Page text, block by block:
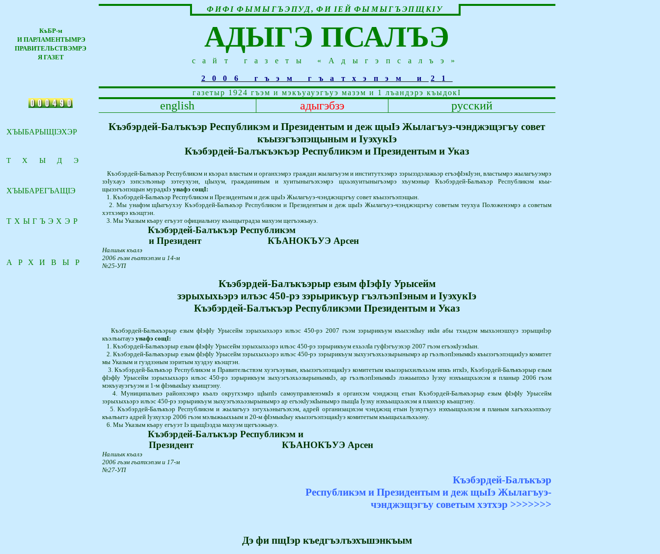
ФИФI ФЫМЫГЪЭПУД, ФИ IЕЙ ФЫМЫГЪЭПЩКIУ
АДЫГЭ ПСАЛЪЭ
КъБР-м
И ПАРЛАМЕНТЫМРЭ
ПРАВИТЕЛЬСТВЭМРЭ
Я ГАЗЕТ
сайт газеты «Адыгэпсалъэ»
2006 гъэм гъатхэпэм и 2 1
газетыр 1924 гъэм и мэкъуауэгъуэ мазэм и 1 лъандэрэ къыдокI
ХЪЫБАРЫЩIЭХЭР
ТХЫДЭ
ХЪЫБАРЕГЪАЩIЭ
ТХЫГЪЭХЭР
АРХИВЫР
english адыгэбзэ русский
Къэбэрдей-Балъкъэр Республикэм и Президентым и деж щыIэ Жылагъуэ-чэнджэщэгъу совет
къызэгъэпэщыным и IуэхукIэ
Къэбэрдей-Балъкъэкъэр Республикэм и Президентым и Указ
Къэбэрдей-Балъкъэр Республикэм и къэрал властым и органхэмрэ граждан жылагъуэм и институтхэмрэ зэрызэдэлажьэр егъэ­фIэкIуэн, властымрэ жылагъуэмрэ
зэIухауэ зэпсэлъэныр зэ­­­теухуэн, цIыхум, гражданиным и хуитыныгъэхэмрэ щхьэ­хуи­­­ты­ныгъэмрэ хъумэныр Къэбэрдей-Балъкъэр Республикэм къы­
щызэгъэпэщын мурадкIэ унафэ сощI:
1. Къэбэрдей-Балъкъэр Республикэм и Президентым и деж щы­Iэ Жылагъуэ-чэнджэщэгъу совет къызэгъэпэщын.
2. Мы унафэм щIыгъухэу Къэбэрдей-Балъкъэр Республикэм­ и Президентым и деж щыIэ Жылагъуэ-чэнджэщэгъу сове­тым теухуа Положенэмрэ а советым
хэтхэмрэ къэщтэн.
3. Мы Указым къару егъуэт официальнэу къыщытрадза ма­хуэм­ щегъэжьауэ.
Къэбэрдей-Балъкъэр Республикэм
и Президент
КЪАНОКЪУЭ Арсен
Налшык къалэ
2006 гъэм гъатхэпэм и 14-м
№25-УП
Къэбэрдей-Балъкъэрыр езым фIэфIу Урысейм
зэрыхыхьэрэ илъэс 450-рэ зэрырикъур гъэлъэпIэным и IуэхукIэ
Къэбэрдей-Балъкъэр Республикэми Президентым и Указ
Къэбэрдей-Балъкъэрыр езым фIэфIу Урысейм зэрыхыхьэрэ илъэс 450-рэ 2007 гъэм зэрырикъум къыхэкIыу икIи абы тхыдэм мыхьэнэшхуэ зэрыщиIэр
къэлъытауэ унафэ сощI:
1. Къэбэрдей-Балъкъэрыр езым фIэфIу Урысейм зэрыхыхьэрэ илъэс 450-рэ зэрырикъум ехьэлIа гуфIэгъуэхэр 2007 гъэм егъэкIуэкIын.
2. Къэбэрдей-Балъкъэрыр езым фIэфIу Урысейм зэрыхыхьэрэ илъэс 450-рэ зэрырикъум зыхуэгъэхьэзырынымрэ ар гъэ­лъэ­пIэ­нымкIэ къызэгъэпэщакIуэ комитет
мы Указым и гуэдзэным зэ­ритым хуэдэу къэщтэн.
3. Къэбэрдей-Балъкъэр Республикэм и Правительствэм хуэ­гъэувын, къызэгъэпэщакIуэ комитетым къызэрыхилъхьэм ипкъ иткIэ, Къэбэрдей-Балъкъэрыр езым
фIэфIу Урысейм зэрыхыхьэ­рэ илъэс 450-рэ зэрырикъум зыхуэгъэхьэзырынымкIэ, ар гъэ­лъэ­пIэнымкIэ лэжьыпхъэ Iуэху нэхъыщхьэхэм я планыр 2006 гъэм
мэкъуауэгъуэм и 1-м фIэмыкIыу къищтэну.
4. Муниципальнэ районхэмрэ къалэ округхэмрэ щIыпIэ са­мо­уп­равленэмкIэ я органхэм чэнджэщ етын Къэбэрдей-Балъкъэрыр езым фIэфIу Урысейм
зэрыхыхьэрэ илъэс 450-рэ зэрыри­къум­ зыхуэгъэхьэзырынымрэ ар егъэкIуэкIынымрэ пыщIа Iуэху нэ­хъыщхьэхэм я планхэр къащтэну.
5. Къэбэрдей-Балъкъэр Республикэм и жылагъуэ зэгухьэныгъэ­хэм, адрей организацэхэм чэнджэщ етын Iуэхугъуэ нэхъыщхьэхэм я планым хагъэхьэпхъэу
къалъытэ адрей Iуэхухэр 2006 гъэм мэлыжьыхьым и 20-м фIэмыкIыу къызэгъэпэщакIуэ комитетым къы­щыхалъхьэну.
6. Мы Указым къару егъуэт Iэ щыщIэздза махуэм щегъэжьауэ.
Къэбэрдей-Балъкъэр Республикэм и
Президент
КЪАНОКЪУЭ Арсен
Налшык къалэ
2006 гъэм гъатхэпэм и 17-м
№27-УП
Къэбэрдей-Балъкъэр
Республикэм и Президентым и деж щыIэЖылагъуэ-
чэнджэщэгъу советым хэтхэр >>>>>>>
Дэ фи пщIэр къедгъэлъэхъшэнкъым